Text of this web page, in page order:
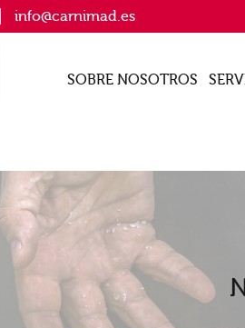
info@carnimad.es
SOBRE NOSOTROS